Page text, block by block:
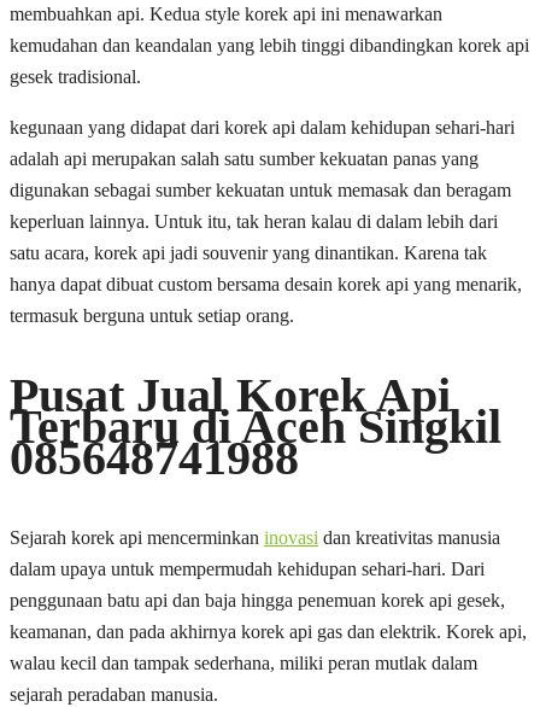
membuahkan api. Kedua style korek api ini menawarkan
kemudahan dan keandalan yang lebih tinggi dibandingkan korek api
gesek tradisional.
kegunaan yang didapat dari korek api dalam kehidupan sehari-hari
adalah api merupakan salah satu sumber kekuatan panas yang
digunakan sebagai sumber kekuatan untuk memasak dan beragam
keperluan lainnya. Untuk itu, tak heran kalau di dalam lebih dari
satu acara, korek api jadi souvenir yang dinantikan. Karena tak
hanya dapat dibuat custom bersama desain korek api yang menarik,
termasuk berguna untuk setiap orang.
Pusat Jual Korek Api
Terbaru di Aceh Singkil
085648741988
Sejarah korek api mencerminkan inovasi dan kreativitas manusia
dalam upaya untuk mempermudah kehidupan sehari-hari. Dari
penggunaan batu api dan baja hingga penemuan korek api gesek,
keamanan, dan pada akhirnya korek api gas dan elektrik. Korek api,
walau kecil dan tampak sederhana, miliki peran mutlak dalam
sejarah peradaban manusia.